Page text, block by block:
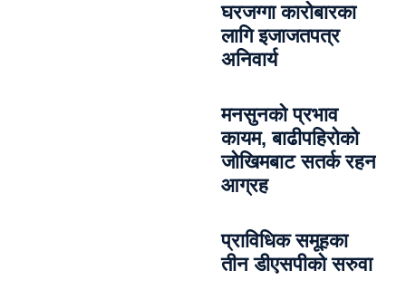
घरजग्गा कारोबारका
लागि इजाजतपत्र
अनिवार्य
मनसुनको प्रभाव
कायम, बाढीपहिरोको
जोखिमबाट सतर्क रहन
आग्रह
प्राविधिक समूहका
तीन डीएसपीको सरुवा